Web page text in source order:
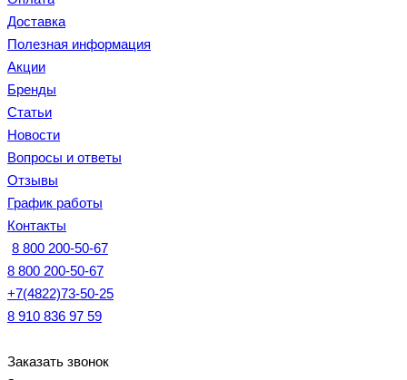
Доставка
Полезная информация
Акции
Бренды
Статьи
Новости
Вопросы и ответы
Отзывы
График работы
Контакты
8 800 200-50-67
8 800 200-50-67
+7(4822)73-50-25
8 910 836 97 59
Заказать звонок